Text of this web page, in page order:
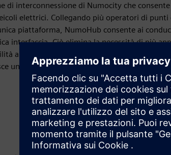
di interconnessione di Numocity che
elettrici. Collegando più operatori di
piattaforma, NumoHub consente ai
interfaccia. Ciò elimina la necessità di più
alla ricarica. Inoltre, NumoHub supporta lo
una perfetta integrazione con varie